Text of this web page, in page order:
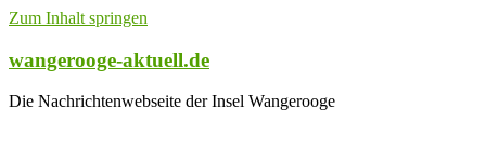
Zum Inhalt springen
wangerooge-aktuell.de
Die Nachrichtenwebseite der Insel Wangerooge